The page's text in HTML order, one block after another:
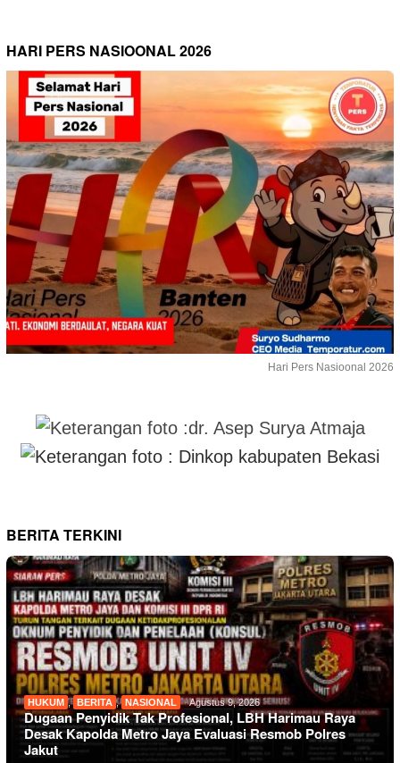
HARI PERS NASIOONAL 2026
Hari Pers Nasioonal 2026
BERITA TERKINI
HUKUM , BERITA , NASIONAL Agustus 9, 2026
Dugaan Penyidik Tak Profesional, LBH Harimau Raya
Desak Kapolda Metro Jaya Evaluasi Resmob Polres
Jakut